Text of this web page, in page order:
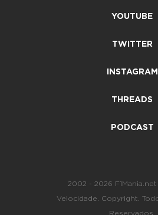
YOUTUBE
TWITTER
INSTAGRAM
THREADS
PODCAST
2002 - 2026
Velocidade. Copyright.
Reservados.